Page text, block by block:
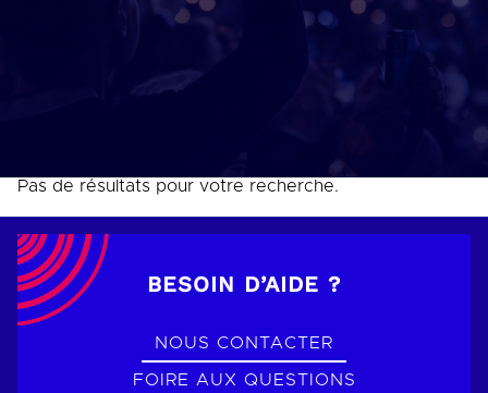
Pas de résultats pour votre recherche.
BESOIN D’AIDE ?
NOUS CONTACTER
FOIRE AUX QUESTIONS